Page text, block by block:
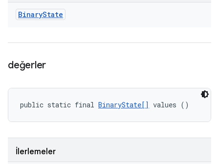
BinaryState
değerler
public static final BinaryState[] values ()
İlerlemeler